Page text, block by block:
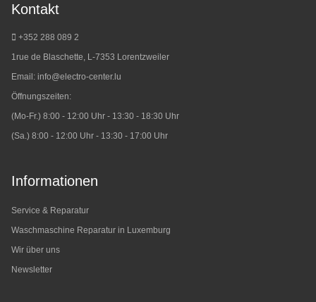
Kontakt
+352 288 089 2
1rue de Blaschette, L-7353 Lorentzweiler
Email: info@electro-center.lu
Öffnungszeiten:
(Mo-Fr.) 8:00 - 12:00 Uhr - 13:30 - 18:30 Uhr
(Sa.) 8:00 - 12:00 Uhr - 13:30 - 17:00 Uhr
Informationen
Service & Reparatur
Waschmaschine Reparatur in Luxemburg
Wir über uns
Newsletter